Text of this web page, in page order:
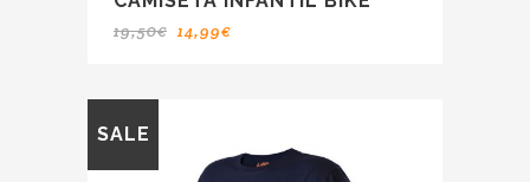
19,50€ 14,99€
SALE